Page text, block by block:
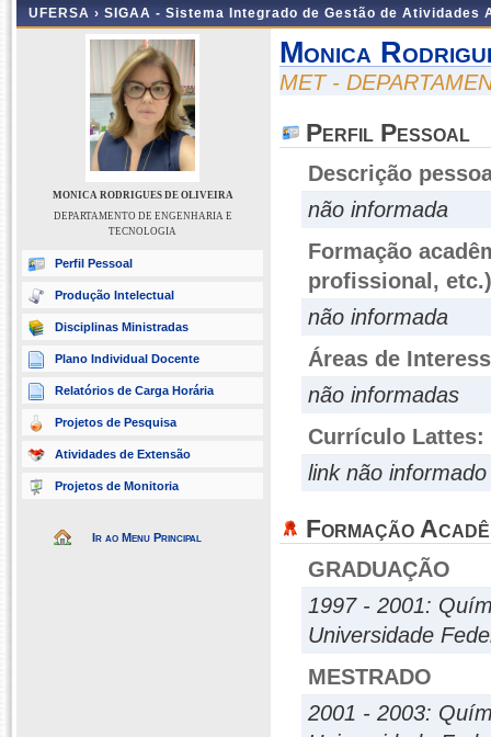
UFERSA › SIGAA - Sistema Integrado de Gestão de Atividades
MONICA RODRIGUES DE OLIVEIRA
DEPARTAMENTO DE ENGENHARIA E
TECNOLOGIA
Perfil Pessoal
Produção Intelectual
Disciplinas Ministradas
Plano Individual Docente
Relatórios de Carga Horária
Projetos de Pesquisa
Atividades de Extensão
Projetos de Monitoria
Ir ao Menu Principal
Monica
MET -
Perfil Pessoal
Descrição
não informada
Formação
profissional, etc.)
não informada
Áreas de
não informadas
Currículo Lattes:
link não informado
Formação
GRADUAÇÃO
1997 - 2001:
Universidade
MESTRADO
2001 - 2003: